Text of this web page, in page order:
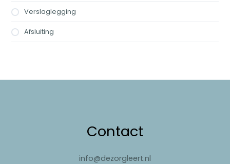
Verslaglegging
Afsluiting
Contact
info@dezorgleert.nl